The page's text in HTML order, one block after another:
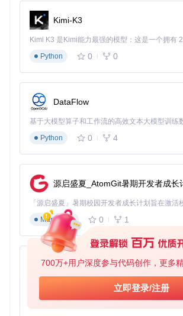
700万+用户深度参与代码创作，更多
立即登录/注册
等待克隆完成后，进入项目目录。
根据项目中的说明文档安装所需依赖。
4步启动推流工具
准备：确保环境部署已完成，相关依赖已安
进入项目目录的Code文件夹。
运行主程序文件启动推流工具。
根据工具提示选择合适的登录方式。
按照所选登录方式的步骤完成身份验证。
动成功。
打开OBS软件，在设置中找到流选项，将获
服务器字段，推流码填入流密钥字段。 验证
按钮，若OBS状态栏显示连接成功，则配置
高效使用与问题解决：提升直播体
推流码管理三大技巧
定期更新：推流码具有一定的时效性，建
：推流信息涉及直播安全，应妥
：工具支持不同直播间的快速切
Kimi-K3
Python
0 0
DataFlow
基于大模型算子和工作流的高效文本大模型训练
Python
0 4
源启盛夏_AtomGit暑期开发者成长
Markdown
0 1
py-xiaozhi
Python
0 1